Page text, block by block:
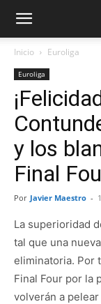
Inicio Euroliga
Euroliga
y los
Final
Por Javier Maestro -
La superioridad
tal que una
eliminatoria. Por
Final Four por la
volverán a